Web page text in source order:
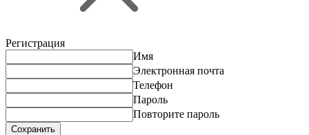
Регистрация
Имя
Электронная почта
Телефон
Пароль
Повторите пароль
Сохранить